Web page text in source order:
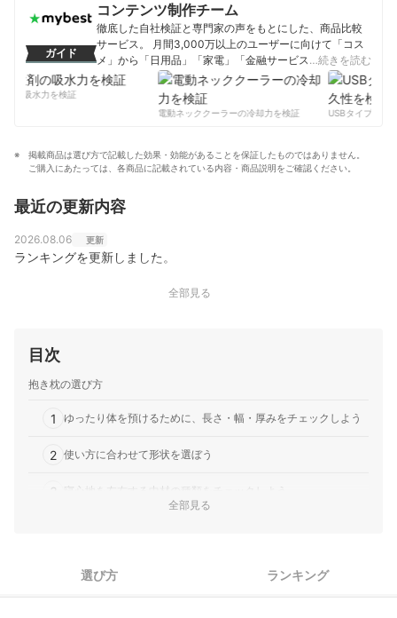
ガイド
コンテンツ制作チーム
徹底した自社検証と専門家の声をもとにした、商品比較
サービス。 月間3,000万以上のユーザーに向けて「コス
メ」から「日用品」「家電」「金融サービス」まで、ベ
ストな商品を選んでもらうために、毎日コンテンツを制
コンテンツ制作チームのプロフィール
…続きを読む
の吸水力を検証
電動ネッククーラーの冷却力を検証
USBタイプCケー
掲載商品は選び方で記載した効果・効能があることを保証したものではありません。
ご購入にあたっては、各商品に記載されている内容・商品説明をご確認ください。
最近の更新内容
2026.08.06 更新
ランキングを更新しました。
全部見る
目次
抱き枕の選び方
1 ゆったり体を預けるために、長さ・幅・厚みをチェックしよう
2 使い方に合わせて形状を選ぼう
3 寝心地を左右する中材の種類をチェックしよう
柴犬抱き枕全31商品おすすめ人気ランキング
全部見る
選び方 ランキング